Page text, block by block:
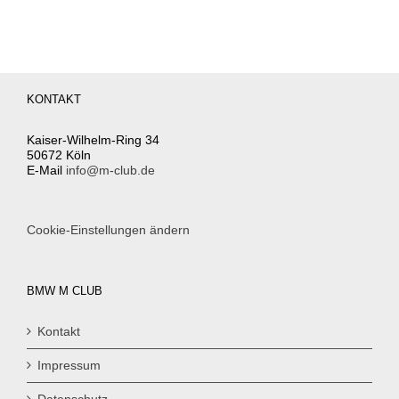
KONTAKT
Kaiser-Wilhelm-Ring 34
50672 Köln
E-Mail info@m-club.de
Cookie-Einstellungen ändern
BMW M CLUB
Kontakt
Impressum